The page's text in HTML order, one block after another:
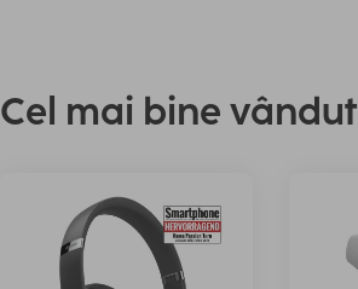
Cel mai bine vândut